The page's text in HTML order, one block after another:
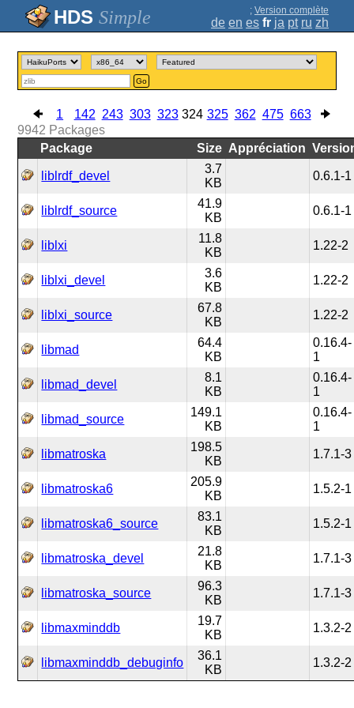
Simple ; Version complète
de en es fr ja pt ru zh
Go
1 142 243 303 323 324 325 362 475 663
9942 Packages
Package
Size Appréciation
liblrdf_devel
3.7
KB
0.6.1-1
liblrdf_source
41.9
KB
0.6.1-1
liblxi
11.8
KB
1.22-2
liblxi_devel
3.6
KB
1.22-2
liblxi_source
67.8
KB
1.22-2
libmad
64.4
KB
0.16.4-
1
libmad_devel
8.1
KB
0.16.4-
1
libmad_source
149.1
KB
0.16.4-
1
libmatroska
198.5
KB
1.7.1-3
libmatroska6
205.9
KB
1.5.2-1
libmatroska6_source
83.1
KB
1.5.2-1
libmatroska_devel
21.8
KB
1.7.1-3
libmatroska_source
96.3
KB
1.7.1-3
libmaxminddb
19.7
KB
1.3.2-2
libmaxminddb_debuginfo
36.1
KB
1.3.2-2